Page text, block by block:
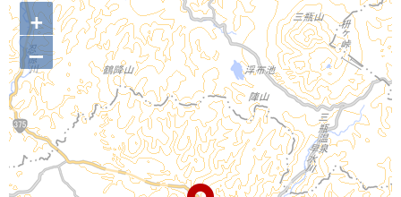
+
–